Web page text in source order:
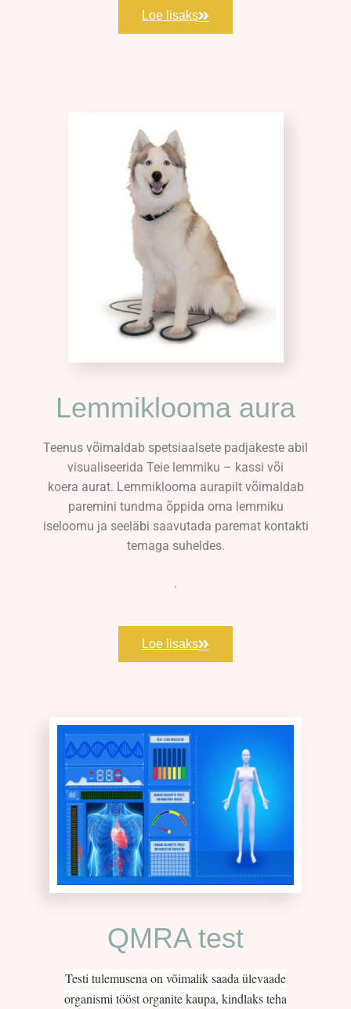
Loe lisaks
Lemmiklooma aura
Teenus võimaldab spetsiaalsete padjakeste abil
visualiseerida Teie lemmiku – kassi või
koera aurat. Lemmiklooma aurapilt võimaldab
paremini tundma õppida oma lemmiku
iseloomu ja seeläbi saavutada paremat kontakti
temaga suheldes.
.
Loe lisaks
QMRA test
Testi tulemusena on võimalik saada ülevaade
organismi tööst organite kaupa, kindlaks teha